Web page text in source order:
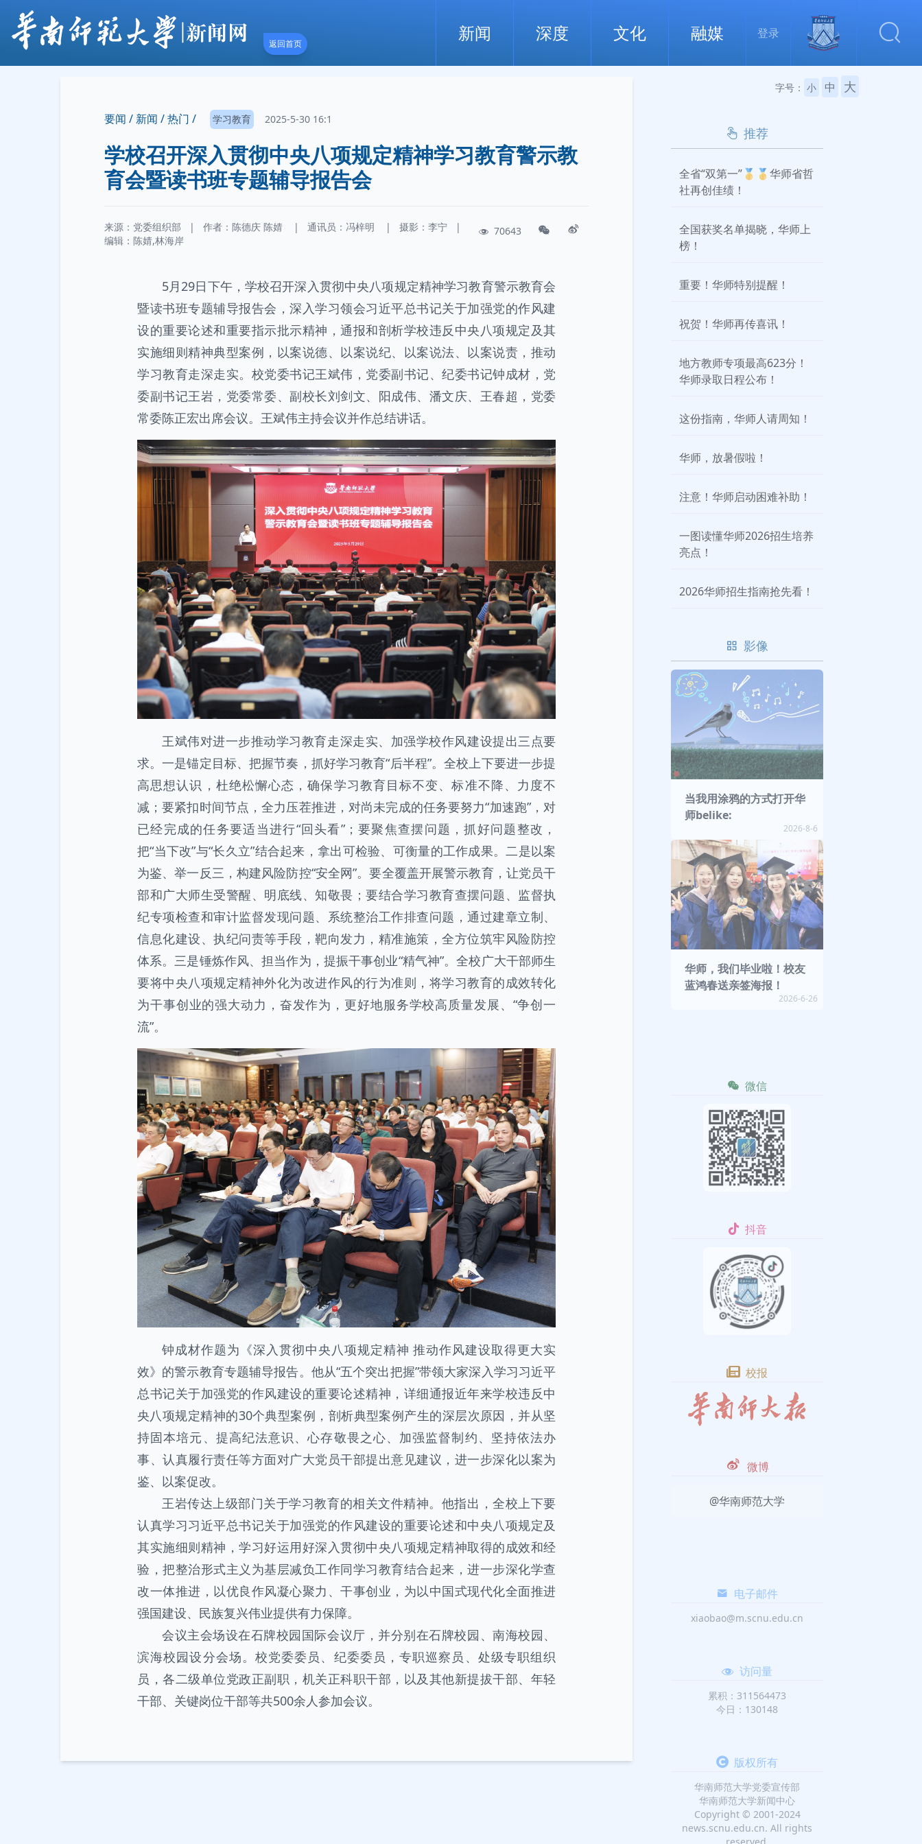
返回首页 新闻 深度 文化 融媒 登录
要闻 / 新闻 /热门 / 学习教育 2025-5-30 16:1
学校召开深入贯彻中央八项规定精神学习教育警示教
育会暨读书班专题辅导报告会
来源：党委组织部 | 作者： 陈德庆 陈婧 | 通讯员： 冯梓明 | 摄影： 李宁
|
编辑：陈婧,林海岸
70643
5月29日下午，学校召开深入贯彻中央八项规定精神学习教育警示教育会
暨读书班专题辅导报告会，深入学习领会习近平总书记关于加强党的作风建
设的重要论述和重要指示批示精神，通报和剖析学校违反中央八项规定及其
实施细则精神典型案例，以案说德、以案说纪、以案说法、以案说责，推动
学习教育走深走实。校党委书记王斌伟，党委副书记、纪委书记钟成材，党
委副书记王岩，党委常委、副校长刘剑文、阳成伟、潘文庆、王春超，党委
常委陈正宏出席会议。王斌伟主持会议并作总结讲话。
王斌伟对进一步推动学习教育走深走实、加强学校作风建设提出三点要
求。一是锚定目标、把握节奏，抓好学习教育“后半程”。全校上下要进一步提
高思想认识，杜绝松懈心态，确保学习教育目标不变、标准不降、力度不
减；要紧扣时间节点，全力压茬推进，对尚未完成的任务要努力“加速跑”，对
已经完成的任务要适当进行“回头看”；要聚焦查摆问题，抓好问题整改，
把“当下改”与“长久立”结合起来，拿出可检验、可衡量的工作成果。二是以案
为鉴、举一反三，构建风险防控“安全网”。要全覆盖开展警示教育，让党员干
部和广大师生受警醒、明底线、知敬畏；要结合学习教育查摆问题、监督执
纪专项检查和审计监督发现问题、系统整治工作排查问题，通过建章立制、
信息化建设、执纪问责等手段，靶向发力，精准施策，全方位筑牢风险防控
体系。三是锤炼作风、担当作为，提振干事创业“精气神”。全校广大干部师生
要将中央八项规定精神外化为改进作风的行为准则，将学习教育的成效转化
为干事创业的强大动力，奋发作为，更好地服务学校高质量发展、“争创一
流”。
钟成材作题为《深入贯彻中央八项规定精神 推动作风建设取得更大实
效》的警示教育专题辅导报告。他从“五个突出把握”带领大家深入学习习近平
总书记关于加强党的作风建设的重要论述精神，详细通报近年来学校违反中
央八项规定精神的30个典型案例，剖析典型案例产生的深层次原因，并从坚
持固本培元、提高纪法意识、心存敬畏之心、加强监督制约、坚持依法办
事、认真履行责任等方面对广大党员干部提出意见建议，进一步深化以案为
鉴、以案促改。
王岩传达上级部门关于学习教育的相关文件精神。他指出，全校上下要
认真学习习近平总书记关于加强党的作风建设的重要论述和中央八项规定及
其实施细则精神，学习好运用好深入贯彻中央八项规定精神取得的成效和经
验，把整治形式主义为基层减负工作同学习教育结合起来，进一步深化学查
改一体推进，以优良作风凝心聚力、干事创业，为以中国式现代化全面推进
强国建设、民族复兴伟业提供有力保障。
会议主会场设在石牌校园国际会议厅，并分别在石牌校园、南海校园、
滨海校园设分会场。校党委委员、纪委委员，专职巡察员、处级专职组织
员，各二级单位党政正副职，机关正科职干部，以及其他新提拔干部、年轻
干部、关键岗位干部等共500余人参加会议。
字号： 小 中 大
推荐
全省“双第一”🥇🥇华师省哲
社再创佳绩！
全国获奖名单揭晓，华师上
榜！
重要！华师特别提醒！
祝贺！华师再传喜讯！
地方教师专项最高623分！
华师录取日程公布！
这份指南，华师人请周知！
华师，放暑假啦！
注意！华师启动困难补助！
一图读懂华师2026招生培养
亮点！
2026华师招生指南抢先看！
影像
当我用涂鸦的方式打开华
师belike:
2026-8-6
华师，我们毕业啦！校友
蓝鸿春送亲签海报！
2026-6-26
微信
抖音
校报
微博
@华南师范大学
电子邮件
xiaobao@m.scnu.edu.cn
访问量
累积：311564473
今日：130148
版权所有
华南师范大学党委宣传部
华南师范大学新闻中心
Copyright © 2001-2024
news.scnu.edu.cn. All rights